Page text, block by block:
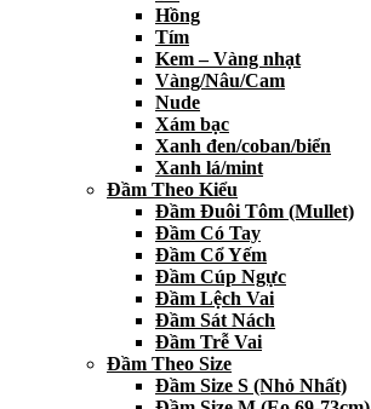
Hồng
Tím
Kem – Vàng nhạt
Vàng/Nâu/Cam
Nude
Xám bạc
Xanh đen/coban/biển
Xanh lá/mint
Đầm Theo Kiểu
Đầm Đuôi Tôm (Mullet)
Đầm Có Tay
Đầm Cổ Yếm
Đầm Cúp Ngực
Đầm Lệch Vai
Đầm Sát Nách
Đầm Trễ Vai
Đầm Theo Size
Đầm Size S (Nhỏ Nhất)